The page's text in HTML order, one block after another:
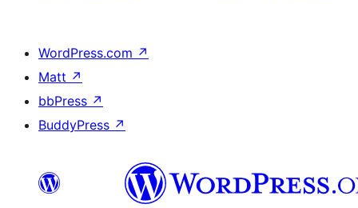
WordPress.com ↗
Matt ↗
bbPress ↗
BuddyPress ↗